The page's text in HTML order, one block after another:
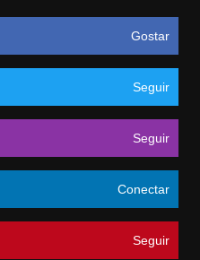
Gostar
Seguir
Seguir
Conectar
Seguir